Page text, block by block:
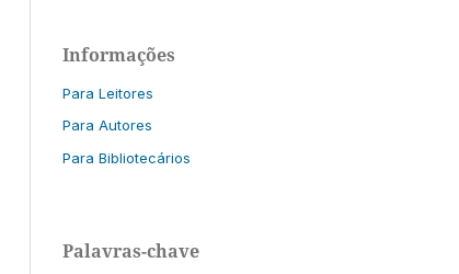
Informações
Para Leitores
Para Autores
Para Bibliotecários
Palavras-chave